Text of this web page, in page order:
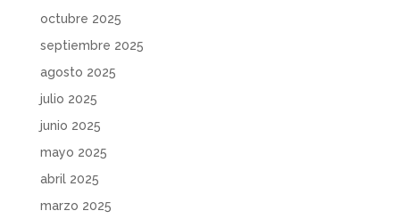
octubre 2025
septiembre 2025
agosto 2025
julio 2025
junio 2025
mayo 2025
abril 2025
marzo 2025